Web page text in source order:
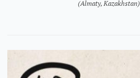
(Almaty, Kazakhstan)